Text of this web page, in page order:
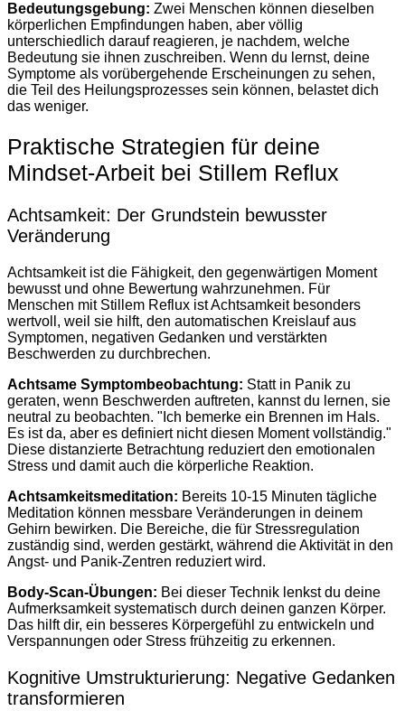
Bedeutungsgebung: Zwei Menschen können dieselben
körperlichen Empfindungen haben, aber völlig
unterschiedlich darauf reagieren, je nachdem, welche
Bedeutung sie ihnen zuschreiben. Wenn du lernst, deine
Symptome als vorübergehende Erscheinungen zu sehen,
die Teil des Heilungsprozesses sein können, belastet dich
das weniger.
Praktische Strategien für deine
Mindset-Arbeit bei Stillem Reflux
Achtsamkeit: Der Grundstein bewusster
Veränderung
Achtsamkeit ist die Fähigkeit, den gegenwärtigen Moment
bewusst und ohne Bewertung wahrzunehmen. Für
Menschen mit Stillem Reflux ist Achtsamkeit besonders
wertvoll, weil sie hilft, den automatischen Kreislauf aus
Symptomen, negativen Gedanken und verstärkten
Beschwerden zu durchbrechen.
Achtsame Symptombeobachtung: Statt in Panik zu
geraten, wenn Beschwerden auftreten, kannst du lernen, sie
neutral zu beobachten. "Ich bemerke ein Brennen im Hals.
Es ist da, aber es definiert nicht diesen Moment vollständig."
Diese distanzierte Betrachtung reduziert den emotionalen
Stress und damit auch die körperliche Reaktion.
Achtsamkeitsmeditation: Bereits 10-15 Minuten tägliche
Meditation können messbare Veränderungen in deinem
Gehirn bewirken. Die Bereiche, die für Stressregulation
zuständig sind, werden gestärkt, während die Aktivität in den
Angst- und Panik-Zentren reduziert wird.
Body-Scan-Übungen: Bei dieser Technik lenkst du deine
Aufmerksamkeit systematisch durch deinen ganzen Körper.
Das hilft dir, ein besseres Körpergefühl zu entwickeln und
Verspannungen oder Stress frühzeitig zu erkennen.
Kognitive Umstrukturierung: Negative Gedanken
transformieren